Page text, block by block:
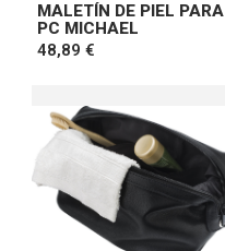
MALETÍN DE PIEL PARA
PC MICHAEL
48,89 €